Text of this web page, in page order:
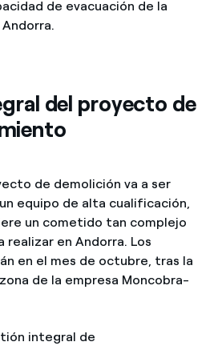
de evacuación de la
del proyecto de
de demolición va a ser
equipo de alta cualificación,
un cometido tan complejo
realizar en Andorra. Los
en el mes de octubre, tras la
de la empresa Moncobra-
integral de